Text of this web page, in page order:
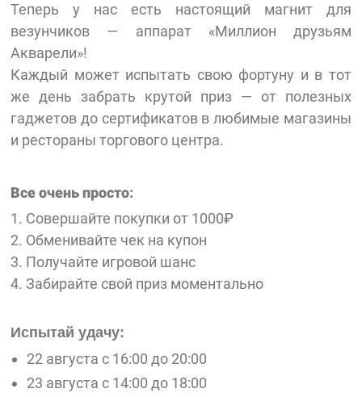
Теперь у нас есть настоящий магнит для
везунчиков — аппарат «Миллион друзьям
Акварели»!
Каждый может испытать свою фортуну и в тот
же день забрать крутой приз — от полезных
гаджетов до сертификатов в любимые магазины
и рестораны торгового центра.
Все очень просто:
1. Совершайте покупки от 1000₽
2. Обменивайте чек на купон
3. Получайте игровой шанс
4. Забирайте свой приз моментально
Испытай удачу:
22 августа с 16:00 до 20:00
23 августа с 14:00 до 18:00